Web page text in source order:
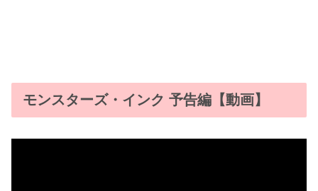
モンスターズ・インク 予告編【動画】